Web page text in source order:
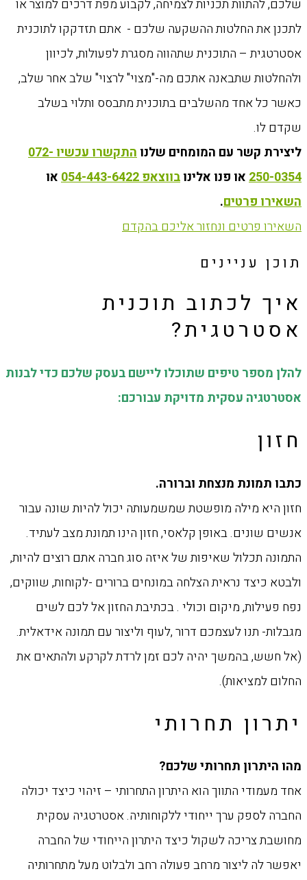
שלכם, להתוות תכניות לצמיחה, לקבוע ‏מפת דרכים למוצר או
לתכנן את החלטות ההשקעה שלכם - אתם תזדקקו לתוכנית
אסטרטגית –‏ התוכנית שתהווה מסגרת לפעולות, לכיוון
ולהחלטות שתבאנה אתכם מה-"מצוי" לרצוי" שלב אחר ‏שלב,
כאשר כל אחד מהשלבים בתוכנית מתבסס ותלוי בשלב
שקדם לו.‏
ליצירת קשר עם המומחים שלנו
התקשרו עכשיו 072-
250-0354או פנו אלינובווצאפ 054-443-6422
או
השאירו פרטים.
השאירו פרטים ונחזור אליכם בהקדם
תוכן עניינים
איך לכתוב תוכנית
אסטרטגית?
להלן מספר טיפים שתוכלו ליישם בעסק שלכם כדי לבנות
אסטרטגיה עסקית מדויקת עבורכם:‏
חזון
‏כתבו תמונת מנצחת וברורה.
חזון היא מילה מופשטת שמשמעותה יכול להיות שונה עבור
אנשים שונים. באופן קלאסי, חזון הינו ‏תמונת מצב לעתיד.
התמונה תכלול שאיפות של איזה סוג חברה אתם רוצים להיות,
ולבטא כיצד ‏נראית הצלחה במונחים ברורים -לקוחות, שווקים,
נפח פעילות, מיקום וכולי . בכתיבת החזון אל ‏לכם לשים
מגבלות- תנו לעצמכם דרור ,לעוף וליצור עם תמונה אידאלית.
(אל חשש, בהמשך יהיה ‏לכם זמן לרדת לקרקע ולהתאים את
החלום למציאות). ‏
יתרון תחרותי
‏מהו היתרון תחרותי שלכם?‏
אחד מעמודי התווך הוא היתרון התחרותי – זיהוי כיצד יכולה
החברה לספק ערך ייחודי ללקוחותיה. ‏אסטרטגיה עסקית
מחושבת צריכה לשקול כיצד היתרון הייחודי של החברה
יאפשר לה ליצור מרחב ‏פעולה רחב ולבלוט מעל מתחרותיה